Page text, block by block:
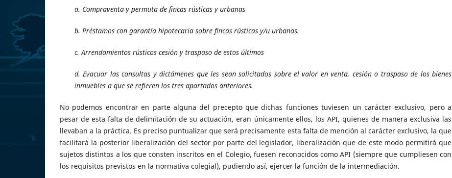
a. Compraventa y permuta de fincas rústicas y urbanas
b. Préstamos con garantía hipotecaria sobre fincas rústicas y/u urbanas.
c. Arrendamientos rústicos cesión y traspaso de estos últimos
d. Evacuar las consultas y dictámenes que les sean solicitados sobre el valor en venta, cesión o traspaso de los bienes
inmuebles a que se refieren los tres apartados anteriores.
No podemos encontrar en parte alguna del precepto que dichas funciones tuviesen un carácter exclusivo, pero a
pesar de esta falta de delimitación de su actuación, eran únicamente ellos, los API, quienes de manera exclusiva las
llevaban a la práctica. Es preciso puntualizar que será precisamente esta falta de mención al carácter exclusivo, la que
facilitará la posterior liberalización del sector por parte del legislador, liberalización que de este modo permitirá que
sujetos distintos a los que consten inscritos en el Colegio, fuesen reconocidos como API (siempre que cumpliesen con
los requisitos previstos en la normativa colegial), pudiendo así, ejercer la función de la intermediación.